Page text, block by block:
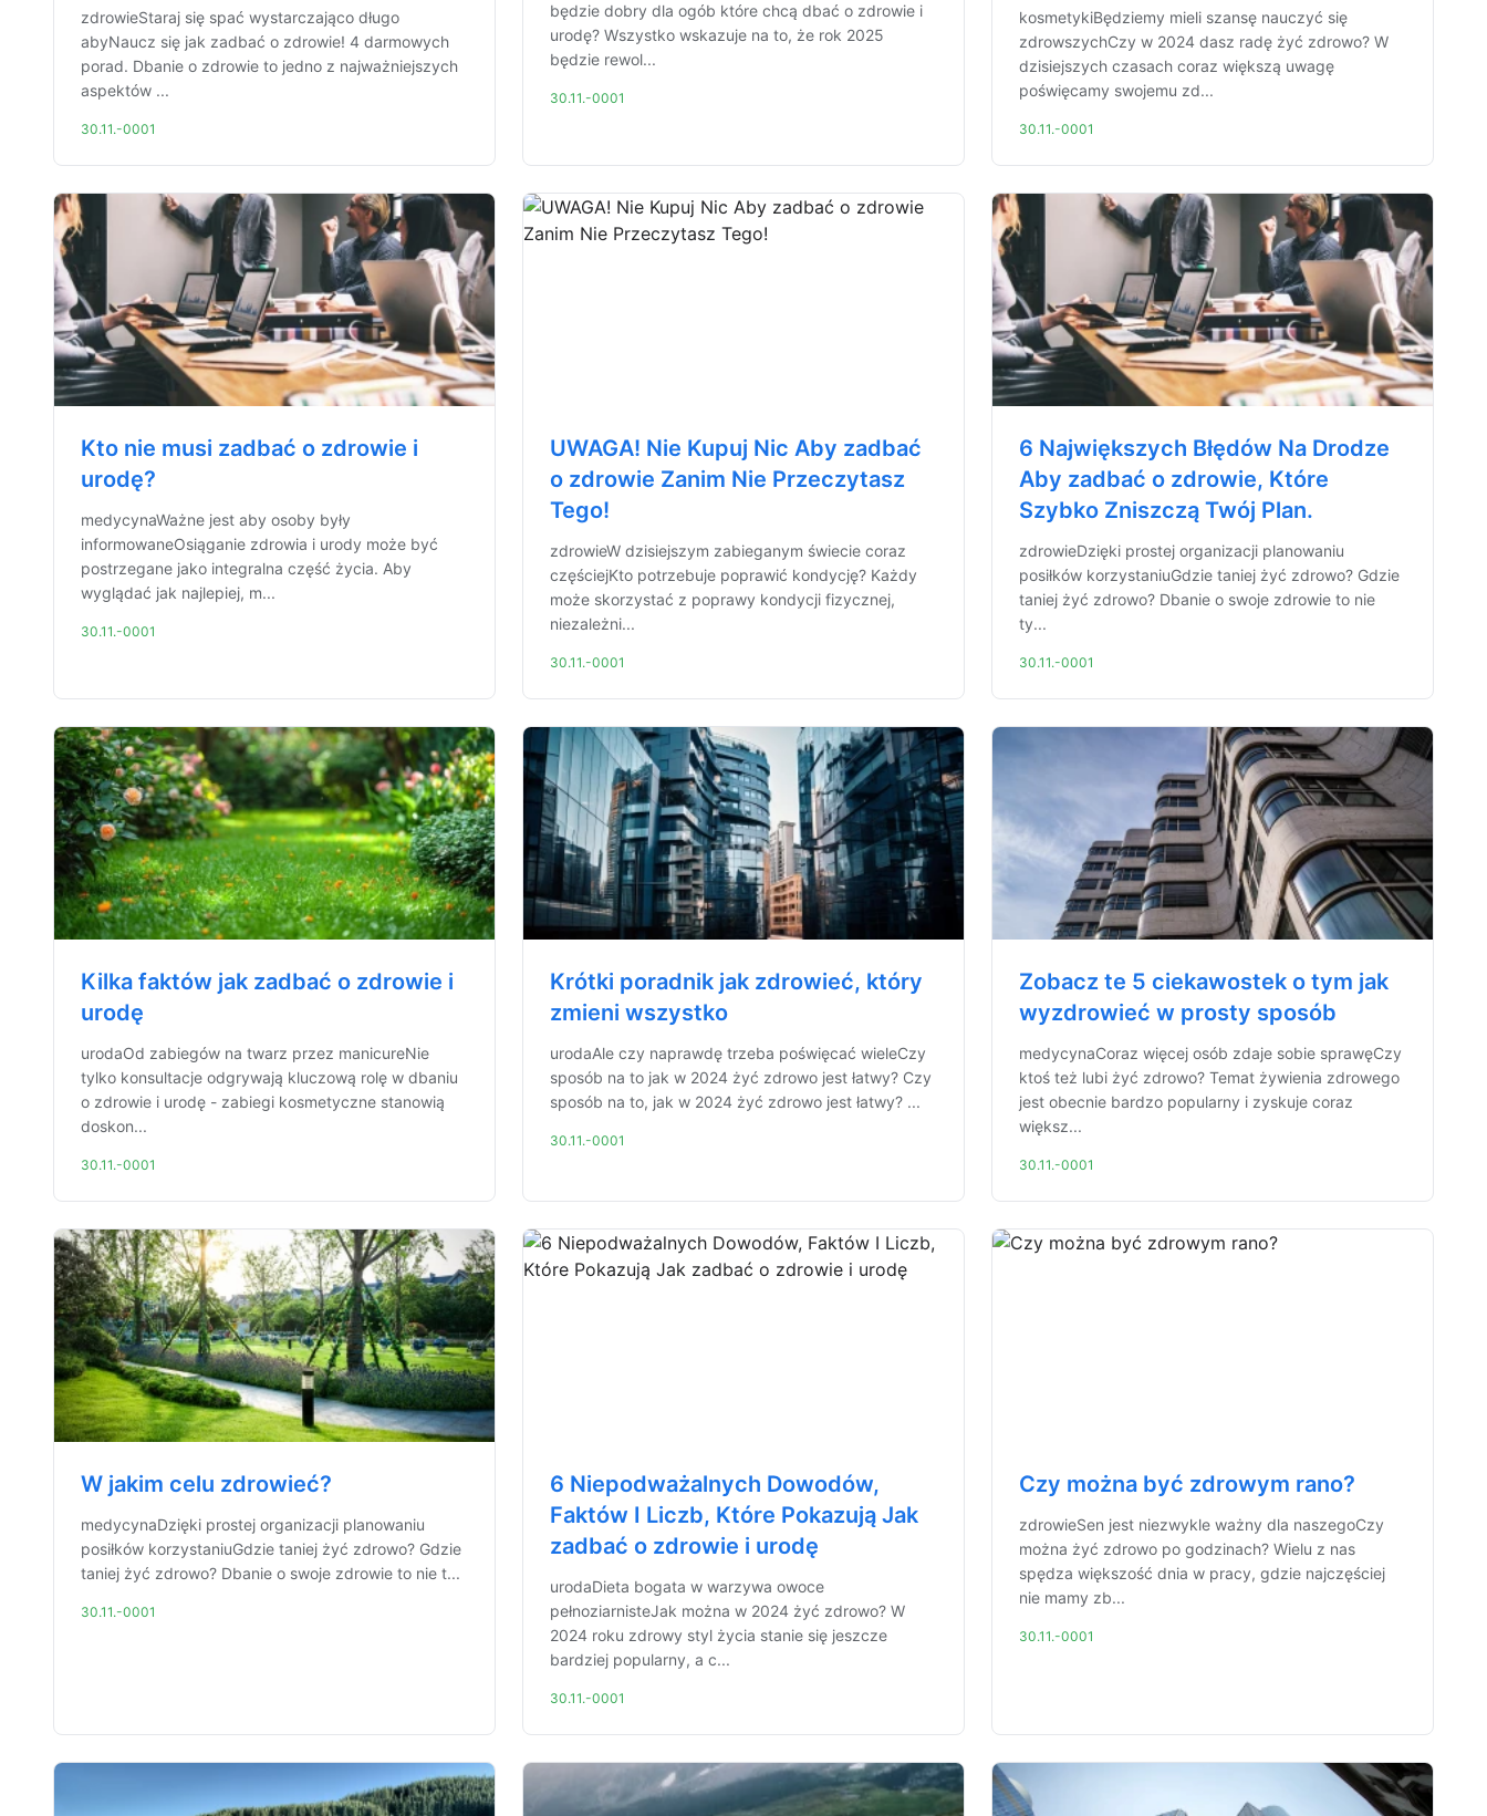
zdrowieStaraj się spać wystarczająco długo
abyNaucz się jak zadbać o zdrowie! 4 darmowych
porad. Dbanie o zdrowie to jedno z najważniejszych
aspektów ...
30.11.-0001
będzie dobry dla ogób które chcą dbać o zdrowie i
urodę? Wszystko wskazuje na to, że rok 2025
będzie rewol...
30.11.-0001
kosmetykiBędziemy mieli szansę nauczyć się
zdrowszychCzy w 2024 dasz radę żyć zdrowo? W
dzisiejszych czasach coraz większą uwagę
poświęcamy swojemu zd...
30.11.-0001
Kto nie musi zadbać o zdrowie i
urodę?
medycynaWażne jest aby osoby były
informowaneOsiąganie zdrowia i urody może być
postrzegane jako integralna część życia. Aby
wyglądać jak najlepiej, m...
30.11.-0001
UWAGA! Nie Kupuj Nic Aby zadbać
o zdrowie Zanim Nie Przeczytasz
Tego!
zdrowieW dzisiejszym zabieganym świecie coraz
częściejKto potrzebuje poprawić kondycję? Każdy
może skorzystać z poprawy kondycji fizycznej,
niezależni...
30.11.-0001
6 Największych Błędów Na Drodze
Aby zadbać o zdrowie, Które
Szybko Zniszczą Twój Plan.
zdrowieDzięki prostej organizacji planowaniu
posiłków korzystaniuGdzie taniej żyć zdrowo? Gdzie
taniej żyć zdrowo? Dbanie o swoje zdrowie to nie
ty...
30.11.-0001
Kilka faktów jak zadbać o zdrowie i
urodę
urodaOd zabiegów na twarz przez manicureNie
tylko konsultacje odgrywają kluczową rolę w dbaniu
o zdrowie i urodę - zabiegi kosmetyczne stanowią
doskon...
30.11.-0001
Krótki poradnik jak zdrowieć, który
zmieni wszystko
urodaAle czy naprawdę trzeba poświęcać wieleCzy
sposób na to jak w 2024 żyć zdrowo jest łatwy? Czy
sposób na to, jak w 2024 żyć zdrowo jest łatwy? ...
30.11.-0001
Zobacz te 5 ciekawostek o tym jak
wyzdrowieć w prosty sposób
medycynaCoraz więcej osób zdaje sobie sprawęCzy
ktoś też lubi żyć zdrowo? Temat żywienia zdrowego
jest obecnie bardzo popularny i zyskuje coraz
większ...
30.11.-0001
W jakim celu zdrowieć?
medycynaDzięki prostej organizacji planowaniu
posiłków korzystaniuGdzie taniej żyć zdrowo? Gdzie
taniej żyć zdrowo? Dbanie o swoje zdrowie to nie t...
30.11.-0001
6 Niepodważalnych Dowodów,
Faktów I Liczb, Które Pokazują Jak
zadbać o zdrowie i urodę
urodaDieta bogata w warzywa owoce
pełnoziarnisteJak można w 2024 żyć zdrowo? W
2024 roku zdrowy styl życia stanie się jeszcze
bardziej popularny, a c...
30.11.-0001
Czy można być zdrowym rano?
zdrowieSen jest niezwykle ważny dla naszegoCzy
można żyć zdrowo po godzinach? Wielu z nas
spędza większość dnia w pracy, gdzie najczęściej
nie mamy zb...
30.11.-0001